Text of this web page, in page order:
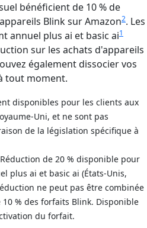
bénéficient de 10 % de
Blink sur Amazon2. Les
annuel plus ai et basic ai1
sur les achats d'appareils
également dissocier vos
tout moment.
disponibles pour les clients aux
Uni, et ne sont pas
de la législation spécifique à
de 20 % disponible pour
plus ai et basic ai (États-Unis,
ne peut pas être combinée
% des forfaits Blink. Disponible
du forfait.